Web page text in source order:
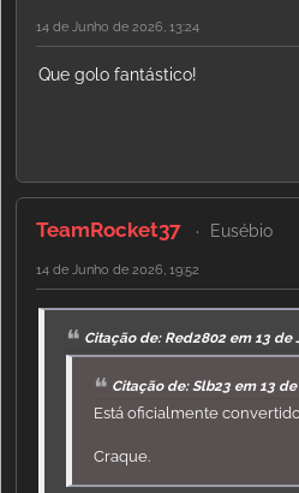
14 de Junho de 2026, 13:24
Que golo fantástico!
TeamRocket37 Eusébio
14 de Junho de 2026, 19:52
Citação de: Red2802 em 13 de
Citação de: Slb23 em 13
Está oficialmente
Craque.